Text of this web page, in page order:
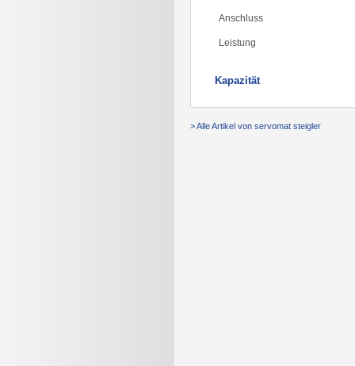
Anschluss
Leistung
Kapazität
> Alle Artikel von servomat steigler